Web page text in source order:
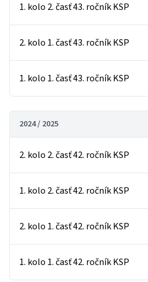
1. kolo 2. časť 43. ročník KSP
2. kolo 1. časť 43. ročník KSP
1. kolo 1. časť 43. ročník KSP
2024 / 2025
2. kolo 2. časť 42. ročník KSP
1. kolo 2. časť 42. ročník KSP
2. kolo 1. časť 42. ročník KSP
1. kolo 1. časť 42. ročník KSP